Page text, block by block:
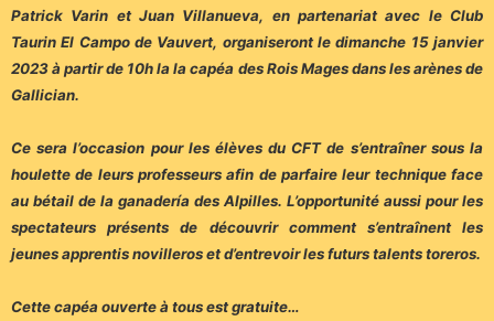
Patrick Varin et Juan Villanueva, en partenariat avec le Club
Taurin El Campo de Vauvert, organiseront le dimanche 15 janvier
2023 à partir de 10h la la capéa des Rois Mages dans les arènes de
Gallician.
Ce sera l’occasion pour les élèves du CFT de s’entraîner sous la
houlette de leurs professeurs afin de parfaire leur technique face
au bétail de la ganadería des Alpilles. L’opportunité aussi pour les
spectateurs présents de découvrir comment s’entraînent les
jeunes apprentis novilleros et d’entrevoir les futurs talents toreros.
Cette capéa ouverte à tous est gratuite…